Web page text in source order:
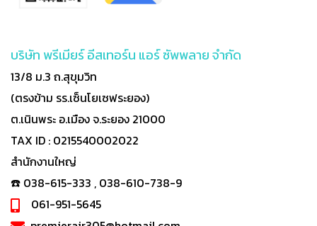
บริษัท พรีเมียร์ อีสเทอร์น แอร์ ซัพพลาย จำกัด
13/8 ม.3 ถ.สุขุมวิท
(ตรงข้าม รร.เซ็นโยเซฟระยอง)
ต.เนินพระ อ.เมือง จ.ระยอง 21000
TAX ID : 0215540002022
สำนักงานใหญ่
☎️ 038-615-333 , 038-610-738-9
061-951-5645